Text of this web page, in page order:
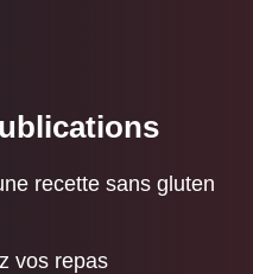
recette sans gluten
vos repas